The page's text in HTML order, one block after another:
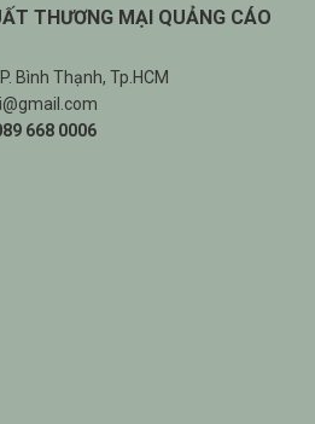
THƯƠNG MẠI QUẢNG CÁO
Bình Thạnh, Tp.HCM
668 0006